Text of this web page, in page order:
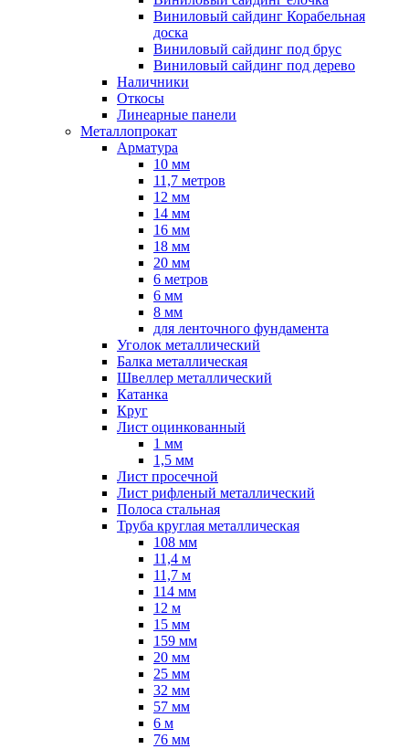
Виниловый сайдинг Корабельная
доска
Виниловый сайдинг под брус
Виниловый сайдинг под дерево
Наличники
Откосы
Линеарные панели
Металлопрокат
Арматура
10 мм
11,7 метров
12 мм
14 мм
16 мм
18 мм
20 мм
6 метров
6 мм
8 мм
для ленточного фундамента
Уголок металлический
Балка металлическая
Швеллер металлический
Катанка
Круг
Лист оцинкованный
1 мм
1,5 мм
Лист просечной
Лист рифленый металлический
Полоса стальная
Труба круглая металлическая
108 мм
11,4 м
11,7 м
114 мм
12 м
15 мм
159 мм
20 мм
25 мм
32 мм
57 мм
6 м
76 мм